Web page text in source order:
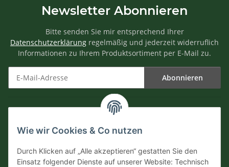
Wie wir Cookies & Co nutzen
Durch Klicken auf „Alle akzeptieren“ gestatten Sie den
Einsatz folgender Dienste auf unserer Website: Technisch
Newsletter Abonnieren
Bitte senden Sie mir entsprechend Ihrer
Datenschutzerklärung regelmäßig und jederzeit widerruflich
Informationen zu Ihrem Produktsortiment per E-Mail zu.
Abonnieren